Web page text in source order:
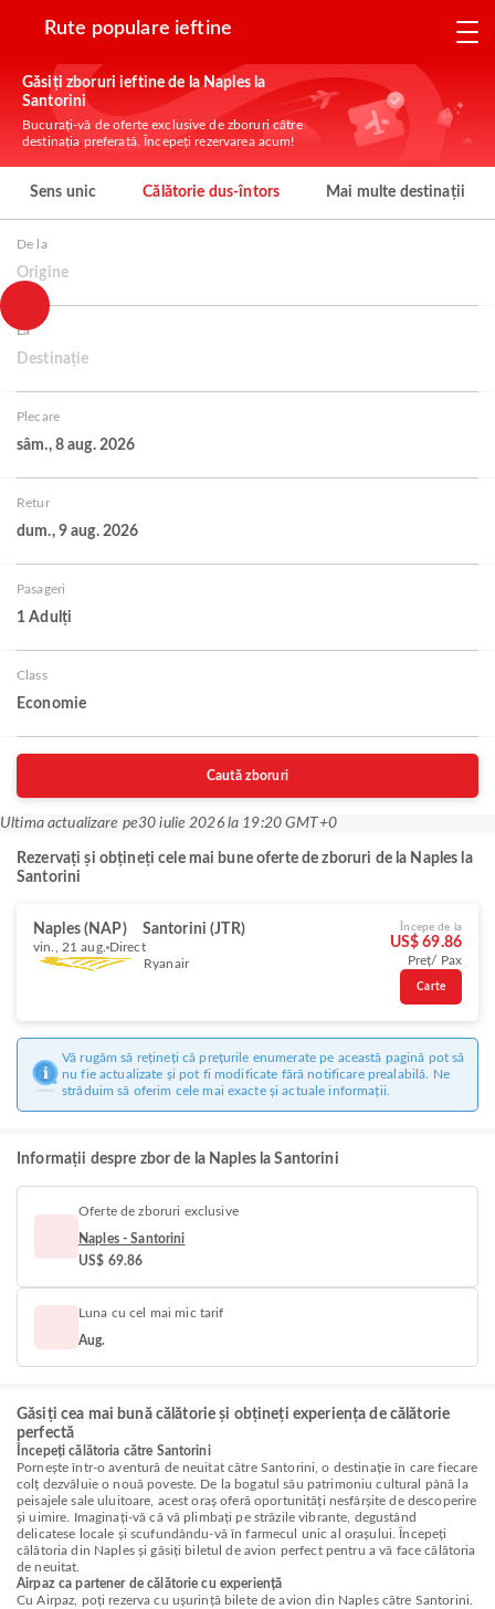
Rute populare ieftine
Găsiți zboruri ieftine de la Naples la
Santorini
Bucurați-vă de oferte exclusive de zboruri către
destinația preferată. Începeți rezervarea acum!
Sens unic Călătorie dus-întors Mai multe destinații
De la
Origine
La
Destinație
Plecare
sâm., 8 aug. 2026
Retur
dum., 9 aug. 2026
Pasageri
1 Adulți
Class
Economie
Caută zboruri
Ultima actualizare pe30 iulie 2026 la 19:20 GMT+0
Rezervați și obțineți cele mai bune oferte de zboruri de la Naples la
Santorini
Naples (NAP) Santorini (JTR)
vin., 21 aug. Direct
Ryanair
Începe de la
US$ 69.86
Preț/ Pax
Carte
Vă rugăm să rețineți că prețurile enumerate pe această pagină pot să
nu fie actualizate și pot fi modificate fără notificare prealabilă. Ne
străduim să oferim cele mai exacte și actuale informații.
Informații despre zbor de la Naples la Santorini
Oferte de zboruri exclusive
Naples - Santorini
US$ 69.86
Luna cu cel mai mic tarif
Aug.
Găsiți cea mai bună călătorie și obțineți experiența de călătorie
perfectă
Începeți călătoria către Santorini
Pornește într-o aventură de neuitat către Santorini, o destinație în care fiecare
colț dezvăluie o nouă poveste. De la bogatul său patrimoniu cultural până la
peisajele sale uluitoare, acest oraș oferă oportunități nesfârșite de descoperire
și uimire. Imaginați-vă că vă plimbați pe străzile vibrante, degustând
delicatese locale și scufundându-vă în farmecul unic al orașului. Începeți
călătoria din Naples și găsiți biletul de avion perfect pentru a vă face călătoria
de neuitat.
Airpaz ca partener de călătorie cu experiență
Cu Airpaz, poți rezerva cu ușurință bilete de avion din Naples către Santorini.